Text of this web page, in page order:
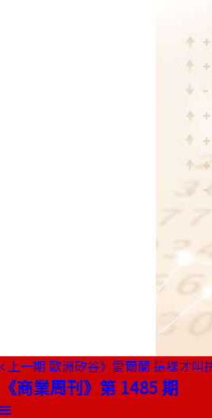
上一期 歐洲矽谷》愛爾蘭 這樣才叫
《商業周刊》第 1485 期